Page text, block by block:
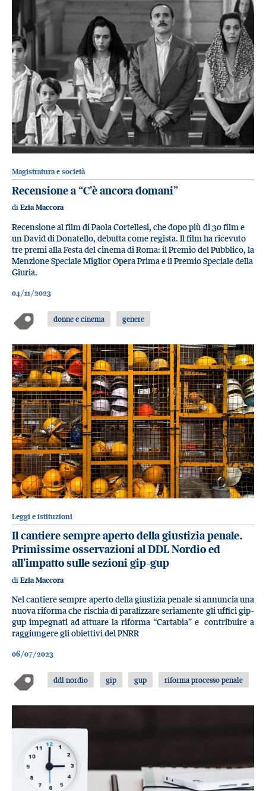
Magistratura e società
Recensione a “C’è ancora domani”
di Ezia Maccora
Recensione al film di Paola Cortellesi, che dopo più di 30 film e
un David di Donatello, debutta come regista. Il film ha ricevuto
tre premi alla Festa del cinema di Roma: il Premio del Pubblico, la
Menzione Speciale Miglior Opera Prima e il Premio Speciale della
Giuria.
04/11/2023
donne e cinema genere
Leggi e istituzioni
Il cantiere sempre aperto della giustizia penale.
Primissime osservazioni al DDL Nordio ed
all’impatto sulle sezioni gip-gup
di Ezia Maccora
Nel cantiere sempre aperto della giustizia penale si annuncia una
nuova riforma che rischia di paralizzare seriamente gli uffici gip-
gup impegnati ad attuare la riforma “Cartabia” e contribuire a
raggiungere gli obiettivi del PNRR
06/07/2023
ddl nordio gip gup riforma processo penale